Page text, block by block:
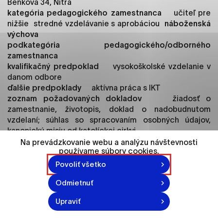
Benkova 34, Nitra
kategória pedagogického zamestnanca učiteľ pre
nižšie stredné vzdelávanie s aprobáciou náboženská
výchova
podkategória pedagogického/odborného
zamestnanca
kvalifikačný predpoklad
vysokoškolské vzdelanie v
danom odbore
ďalšie predpoklady
aktívna práca s IKT
zoznam požadovaných dokladov
žiadosť o
zamestnanie, životopis, doklad o nadobudnutom
vzdelaní; súhlas so spracovaním osobných údajov,
kanonickú misiu od katolíckej cirkvi
iné požiadavkynástup do zamestnania 16.1.2017
pracovný pomer na dobu určitú; pracovný úväzok 50
žiadosť zaslať elektronicky na adresu :
galova@zsbenkova.sk
Na prevádzkovanie webu a analýzu návštevnosti
používame súbory cookies.
Povoliť všetko
Odmietnuť
Upraviť
ako je navigácia na stránke a prístup k
zabezpečeným oblastiam webovej stránky. Bez
týchto súborov cookie nemôže web správne
fungovať.
Analytické cookies
Analytické cookies pomáhajú prevádzkovateľovi
stránok pochopiť, ako návštevníci stránok stránku
používajú, aby mohol stránky optimalizovať a
ponúknuť im lepšiu skúsenosť. Všetky dáta sa
zbierajú anonymne a nie je možné ich spojiť s
konkrétnou osobou.
Označiť všetko
Uložiť nastavenia
Viac informácií